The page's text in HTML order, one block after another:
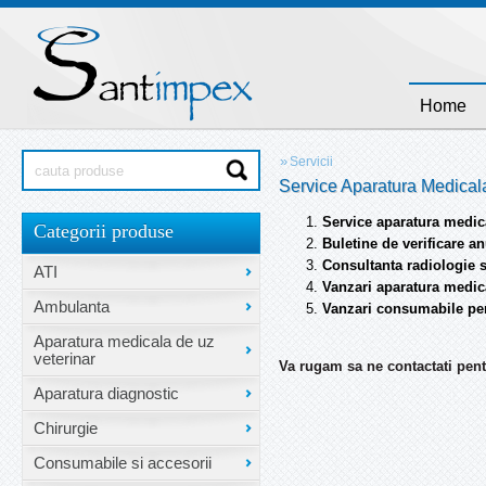
Home
Categorii produse
ATI
Ambulanta
Aparatura medicala de uz
veterinar
Aparatura diagnostic
Chirurgie
Consumabile si accesorii
»Servicii
Service Aparatura
Service aparatura
Buletine de verificare
Consultanta radiologie
Vanzari aparatura
Vanzari consumabile
Va rugam sa ne contactati